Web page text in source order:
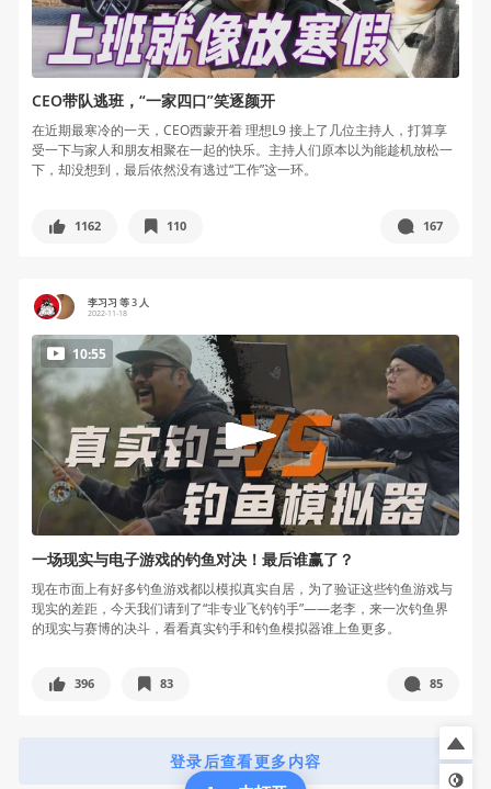
CEO带队逃班，“一家四口”笑逐颜开
在近期最寒冷的一天，CEO西蒙开着 理想L9 接上了几位主持人，打算享
受一下与家人和朋友相聚在一起的快乐。主持人们原本以为能趁机放松一
下，却没想到，最后依然没有逃过“工作”这一环。
1162 110 167
李习习 等 3 人
2022-11-18
10:55
一场现实与电子游戏的钓鱼对决！最后谁赢了？
现在市面上有好多钓鱼游戏都以模拟真实自居，为了验证这些钓鱼游戏与
现实的差距，今天我们请到了“非专业飞钓钓手”——老李，来一次钓鱼界
的现实与赛博的决斗，看看真实钓手和钓鱼模拟器谁上鱼更多。
396 83 85
登录后查看更多内容